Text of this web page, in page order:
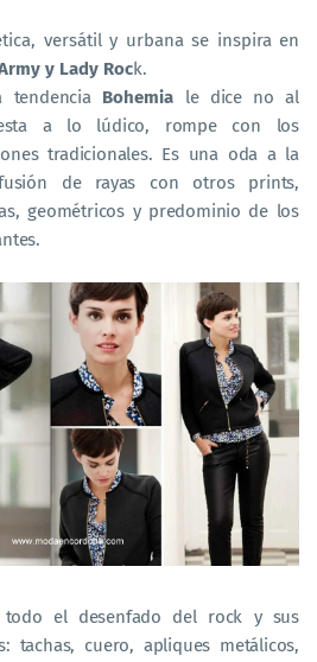
versátil y urbana se inspira en
y Lady Rock.
tendencia Bohemia le dice no al
a lo lúdico, rompe con los
tradicionales. Es una oda a la
de rayas con otros prints,
geométricos y predominio de los
el desenfado del rock y sus
tachas, cuero, apliques metálicos,